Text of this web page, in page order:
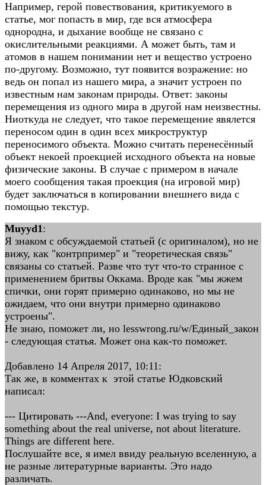
Например, герой повествования, критикуемого в
статье, мог попасть в мир, где вся атмосфера
однородна, и дыхание вообще не связано с
окислительными реакциями. А может быть, там и
атомов в нашем понимании нет и вещество устроено
по-другому. Возможно, тут появится возражение: но
ведь он попал из нашего мира, а значит устроен по
известным нам законам природы. Ответ: законы
перемещения из одного мира в другой нам неизвестны.
Ниоткуда не следует, что такое перемещение явялется
переносом один в один всех микроструктур
переносимого объекта. Можно считать перенесённый
объект некоей проекцией исходного объекта на новые
физические законы. В случае с примером в начале
моего сообщения такая проекция (на игровой мир)
будет заключаться в копировании внешнего вида с
помощью текстур.
Muyyd1:
Я знаком с обсуждаемой статьей (с оригиналом), но не
вижу, как "контрпример" и "теоретическая связь"
связаны со статьей. Разве что тут что-то странное с
применением бритвы Оккама. Вроде как "мы жжем
спички, они горят примерно одинаково, но мы не
ожидаем, что они внутри примерно одинаково
устроены".
Не знаю, поможет ли, но lesswrong.ru/w/Единый_закон
- следующая статья. Может она как-то поможет.
Добавлено 14 Апреля 2017, 10:11:
Так же, в комментах к этой статье Юдковский
написал:
--- Цитировать ---And, everyone: I was trying to say
something about the real universe, not about literature.
Things are different here.
Послушайте все, я имел ввиду реальную вселенную, а
не разные литературные варианты. Это надо
различать.